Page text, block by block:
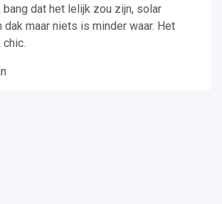
dat het lelijk zou zijn, solar
dak maar niets is minder waar. Het